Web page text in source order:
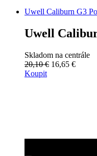
Uwell Caliburn G3
Uwell
Skladom na centrále
20,10 € 16,65 €
Koupit